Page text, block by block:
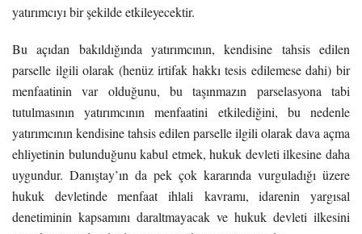
yatırımcıyı bir şekilde etkileyecektir.
Bu açıdan bakıldığında yatırımcının, kendisine tahsis edilen
parselle ilgili olarak (henüz irtifak hakkı tesis edilemese dahi) bir
menfaatinin var olduğunu, bu taşınmazın parselasyona tabi
tutulmasının yatırımcının menfaatini etkilediğini, bu nedenle
yatırımcının kendisine tahsis edilen parselle ilgili olarak dava açma
ehliyetinin bulunduğunu kabul etmek, hukuk devleti ilkesine daha
uygundur. Danıştay’ın da pek çok kararında vurguladığı üzere
hukuk devletinde menfaat ihlali kavramı, idarenin yargısal
denetiminin kapsamını daraltmayacak ve hukuk devleti ilkesini